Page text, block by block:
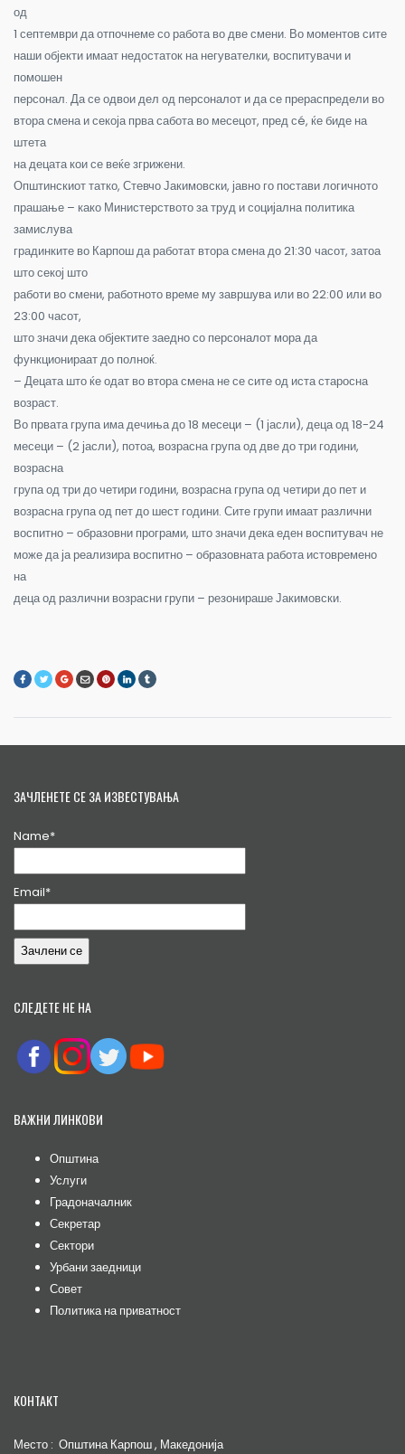
од
1 септември да отпочнеме со работа во две смени. Во моментов сите
наши објекти имаат недостаток на негувателки, воспитувачи и
помошен
персонал. Да се одвои дел од персоналот и да се прераспредели во
втора смена и секоја прва сабота во месецот, пред сé, ќе биде на
штета
на децата кои се веќе згрижени.
Општинскиот татко, Стевчо Јакимовски, јавно го постави логичното
прашање – како Министерството за труд и социјална политика
замислува
градинките во Карпош да работат втора смена до 21:30 часот, затоа
што секој што
работи во смени, работното време му завршува или во 22:00 или во
23:00 часот,
што значи дека објектите заедно со персоналот мора да
функционираат до полноќ.
– Децата што ќе одат во втора смена не се сите од иста старосна
возраст.
Во првата група има дечиња до 18 месеци – (1 јасли), деца од 18-24
месеци – (2 јасли), потоа, возрасна група од две до три години,
возрасна
група од три до четири години, возрасна група од четири до пет и
возрасна група од пет до шест години. Сите групи имаат различни
воспитно – образовни програми, што значи дека еден воспитувач не
може да ја реализира воспитно – образовната работа истовремено
на
деца од различни возрасни групи – резонираше Јакимовски.
ЗАЧЛЕНЕТЕ СЕ ЗА ИЗВЕСТУВАЊА
Name*
Email*
СЛЕДЕТЕ НЕ НА
ВАЖНИ ЛИНКОВИ
Општина
Услуги
Градоначалник
Секретар
Сектори
Урбани заедници
Совет
Политика на приватност
КОНТАКТ
Место : Општина Карпош , Македонија